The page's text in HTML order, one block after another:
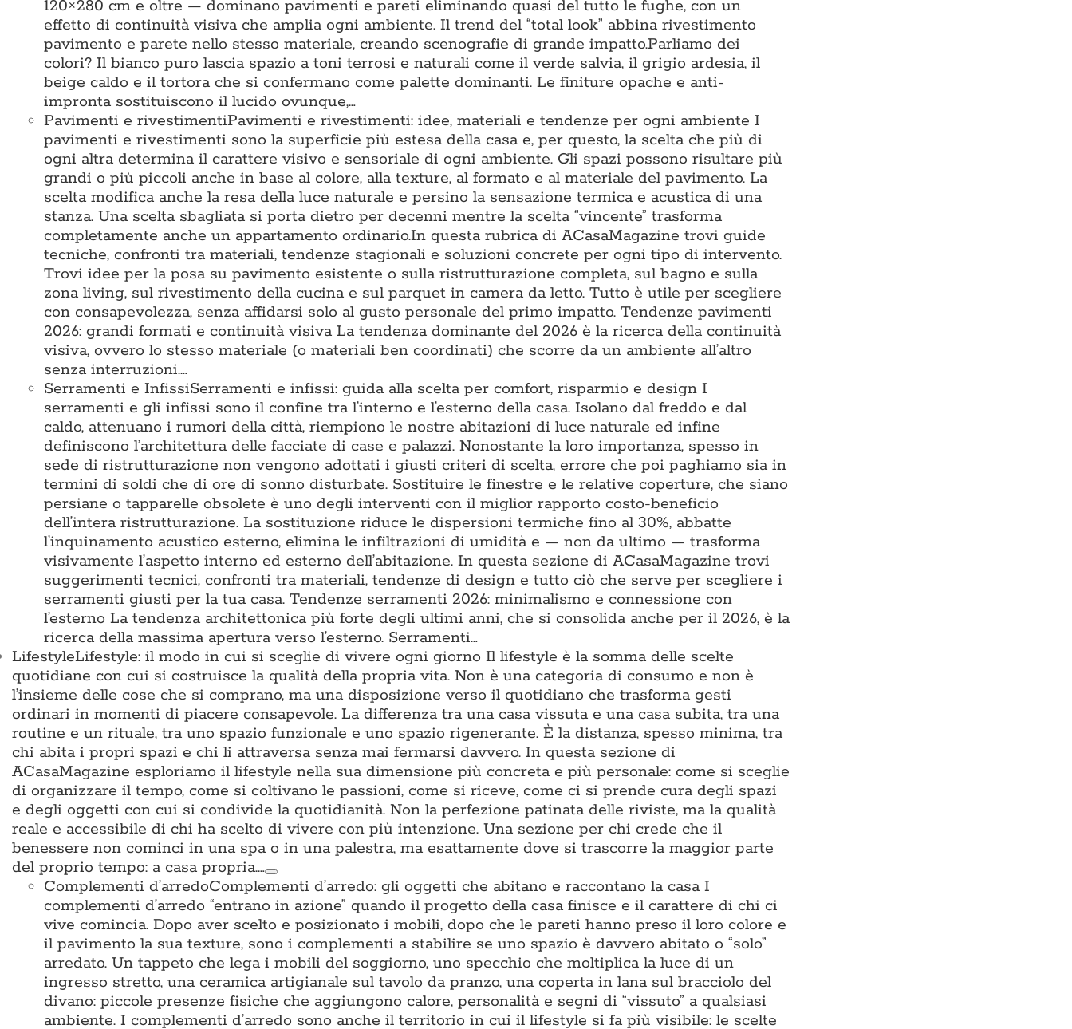
120×280 cm e oltre — dominano pavimenti e pareti eliminando quasi del tutto le fughe, con un
effetto di continuità visiva che amplia ogni ambiente. Il trend del “total look” abbina rivestimento
pavimento e parete nello stesso materiale, creando scenografie di grande impatto.Parliamo dei
colori? Il bianco puro lascia spazio a toni terrosi e naturali come il verde salvia, il grigio ardesia, il
beige caldo e il tortora che si confermano come palette dominanti. Le finiture opache e anti-
impronta sostituiscono il lucido ovunque,…
Pavimenti e rivestimentiPavimenti e rivestimenti: idee, materiali e tendenze per ogni ambiente I
pavimenti e rivestimenti sono la superficie più estesa della casa e, per questo, la scelta che più di
ogni altra determina il carattere visivo e sensoriale di ogni ambiente. Gli spazi possono risultare più
grandi o più piccoli anche in base al colore, alla texture, al formato e al materiale del pavimento. La
scelta modifica anche la resa della luce naturale e persino la sensazione termica e acustica di una
stanza. Una scelta sbagliata si porta dietro per decenni mentre la scelta “vincente” trasforma
completamente anche un appartamento ordinario.In questa rubrica di ACasaMagazine trovi guide
tecniche, confronti tra materiali, tendenze stagionali e soluzioni concrete per ogni tipo di intervento.
Trovi idee per la posa su pavimento esistente o sulla ristrutturazione completa, sul bagno e sulla
zona living, sul rivestimento della cucina e sul parquet in camera da letto. Tutto è utile per scegliere
con consapevolezza, senza affidarsi solo al gusto personale del primo impatto. Tendenze pavimenti
2026: grandi formati e continuità visiva La tendenza dominante del 2026 è la ricerca della continuità
visiva, ovvero lo stesso materiale (o materiali ben coordinati) che scorre da un ambiente all’altro
senza interruzioni.…
Serramenti e InfissiSerramenti e infissi: guida alla scelta per comfort, risparmio e design I
serramenti e gli infissi sono il confine tra l’interno e l’esterno della casa. Isolano dal freddo e dal
caldo, attenuano i rumori della città, riempiono le nostre abitazioni di luce naturale ed infine
definiscono l’architettura delle facciate di case e palazzi. Nonostante la loro importanza, spesso in
sede di ristrutturazione non vengono adottati i giusti criteri di scelta, errore che poi paghiamo sia in
termini di soldi che di ore di sonno disturbate. Sostituire le finestre e le relative coperture, che siano
persiane o tapparelle obsolete è uno degli interventi con il miglior rapporto costo-beneficio
dell’intera ristrutturazione. La sostituzione riduce le dispersioni termiche fino al 30%, abbatte
l’inquinamento acustico esterno, elimina le infiltrazioni di umidità e — non da ultimo — trasforma
visivamente l’aspetto interno ed esterno dell’abitazione. In questa sezione di ACasaMagazine trovi
suggerimenti tecnici, confronti tra materiali, tendenze di design e tutto ciò che serve per scegliere i
serramenti giusti per la tua casa. Tendenze serramenti 2026: minimalismo e connessione con
l’esterno La tendenza architettonica più forte degli ultimi anni, che si consolida anche per il 2026, è la
ricerca della massima apertura verso l’esterno. Serramenti…
LifestyleLifestyle: il modo in cui si sceglie di vivere ogni giorno Il lifestyle è la somma delle scelte
quotidiane con cui si costruisce la qualità della propria vita. Non è una categoria di consumo e non è
l’insieme delle cose che si comprano, ma una disposizione verso il quotidiano che trasforma gesti
ordinari in momenti di piacere consapevole. La differenza tra una casa vissuta e una casa subita, tra una
routine e un rituale, tra uno spazio funzionale e uno spazio rigenerante. È la distanza, spesso minima, tra
chi abita i propri spazi e chi li attraversa senza mai fermarsi davvero. In questa sezione di
ACasaMagazine esploriamo il lifestyle nella sua dimensione più concreta e più personale: come si sceglie
di organizzare il tempo, come si coltivano le passioni, come si riceve, come ci si prende cura degli spazi
e degli oggetti con cui si condivide la quotidianità. Non la perfezione patinata delle riviste, ma la qualità
reale e accessibile di chi ha scelto di vivere con più intenzione. Una sezione per chi crede che il
benessere non cominci in una spa o in una palestra, ma esattamente dove si trascorre la maggior parte
del proprio tempo: a casa propria.…
Complementi d’arredoComplementi d’arredo: gli oggetti che abitano e raccontano la casa I
complementi d’arredo “entrano in azione” quando il progetto della casa finisce e il carattere di chi ci
vive comincia. Dopo aver scelto e posizionato i mobili, dopo che le pareti hanno preso il loro colore e
il pavimento la sua texture, sono i complementi a stabilire se uno spazio è davvero abitato o “solo”
arredato. Un tappeto che lega i mobili del soggiorno, uno specchio che moltiplica la luce di un
ingresso stretto, una ceramica artigianale sul tavolo da pranzo, una coperta in lana sul bracciolo del
divano: piccole presenze fisiche che aggiungono calore, personalità e segni di “vissuto” a qualsiasi
ambiente. I complementi d’arredo sono anche il territorio in cui il lifestyle si fa più visibile: le scelte